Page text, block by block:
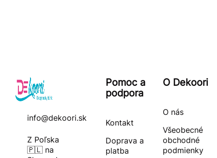
info@dekoori.sk
Z Poľska
🇵🇱 na
Pomoc a
podpora
Kontakt
Doprava a
platba
O Dekoori
O nás
Všeobecné
obchodné
podmienky